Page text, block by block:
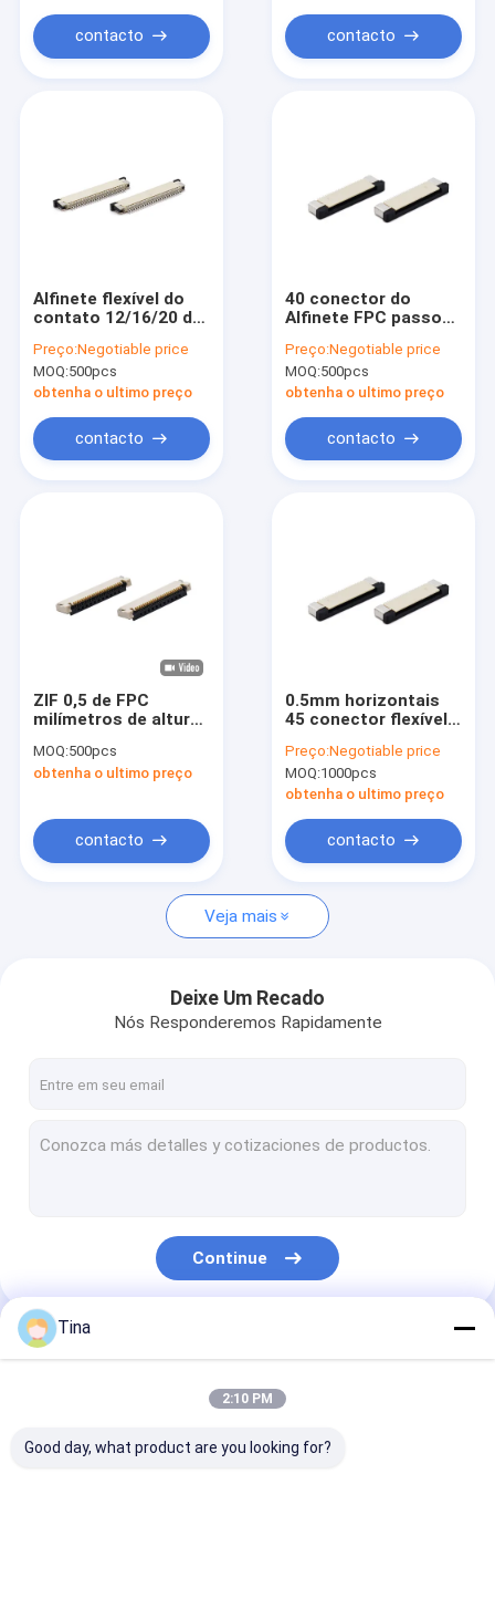
Vídeos
Contacte-nos
Notícias
Conectores de cartão
Conector feminino de tipo C
Conectores de entrada/saída
Conector de BTB
contacto contacto
Alfinete flexível do
contato 12/16/20 da
conector de cabo
liso H2.5mm de FFC
FPC
Preço:Negotiable price
MOQ:500pcs
obtenha o ultimo preço
contacto
40 conector do
Alfinete FPC passo
Flex cabo Conector
liso de 0,5 milímetros
Preço:Negotiable price
MOQ:500pcs
obtenha o ultimo preço
contacto
ZIF 0,5 de FPC
milímetros de altura
1.5mm para o
módulo do LCD
MOQ:500pcs
obtenha o ultimo preço
contacto
0.5mm horizontais
45 conector flexível
do conector
H2.0/3.0mm do
Alfinete FPC
Preço:Negotiable price
MOQ:1000pcs
obtenha o ultimo preço
contacto
Veja mais
Deixe Um Recado
Nós Responderemos Rapidamente
Continue
Nossas Categorias
Tina
2:10 PM
Good day, what product are you looking for?